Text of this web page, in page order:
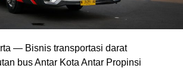
— Bisnis transportasi darat
bus Antar Kota Antar Propinsi